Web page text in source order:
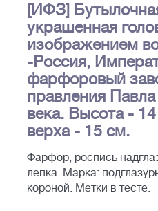
[ИФЗ]
украшенная
изображением
-Россия,
фарфоровый
правления Павла
века. Высота -
верха - 15 см.
Фарфор, роспись
лепка. Марка:
короной. Метки в тесте.